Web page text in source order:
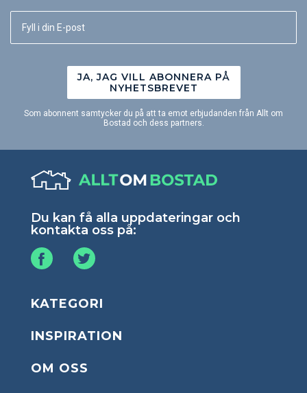
JA, JAG VILL ABONNERA PÅ
NYHETSBREVET
Som abonnent samtycker du på att ta emot erbjudanden från Allt om
Bostad och dess partners.
Du kan få alla uppdateringar och
kontakta oss på:
KATEGORI
INSPIRATION
OM OSS